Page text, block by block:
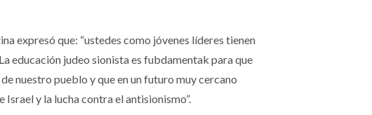
expresó que: “ustedes como jóvenes líderes tienen
educación judeo sionista es fubdamentak para que
nuestro pueblo y que en un futuro muy cercano
y la lucha contra el antisionismo”.